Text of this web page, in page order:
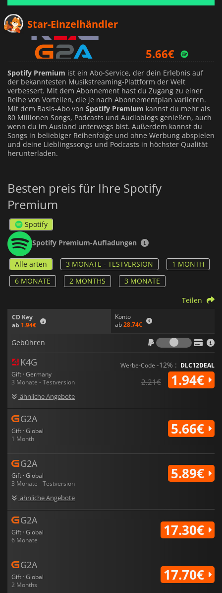
Star-Einzelhändler
5.66€
Spotify Premium ist ein Abo-Service, der dein Erlebnis auf
der bekanntesten Musikstreaming-Plattform der Welt
verbessert. Mit dem Abonnement hast du Zugang zu einer
Reihe von Vorteilen, die je nach Abonnementplan variieren.
Mit dem Basis-Abo von Spotify Premium kannst du mehr als
80 Millionen Songs, Podcasts und Audioblogs genießen, auch
wenn du im Ausland unterwegs bist. Außerdem kannst du
Songs in beliebiger Reihenfolge und ohne Werbung abspielen
und deine Lieblingssongs und Podcasts in höchster Qualität
herunterladen.
Besten preis für Ihre Spotify
Premium
Spotify
Spotify Premium-Aufladungen
Alle arten 3 MONATE - TESTVERSION
1 MONTH
6 MONATE
2 MONTHS 3 MONATE
CD Key
ab 1.94€
Konto
ab28.74€
Teilen
Gebühren
K4G
Gift · Germany
3 Monate - Testversion
ähnliche Angebote
Werbe-Code -12% : DLC12DEAL
2.21€ 1.94€
G2A
Gift · Global
1 Month
5.66€
G2A
Gift · Global
3 Monate - Testversion
ähnliche Angebote
5.89€
G2A
Gift · Global
6 Monate
17.30€
G2A
Gift · Global
2 Months
17.70€